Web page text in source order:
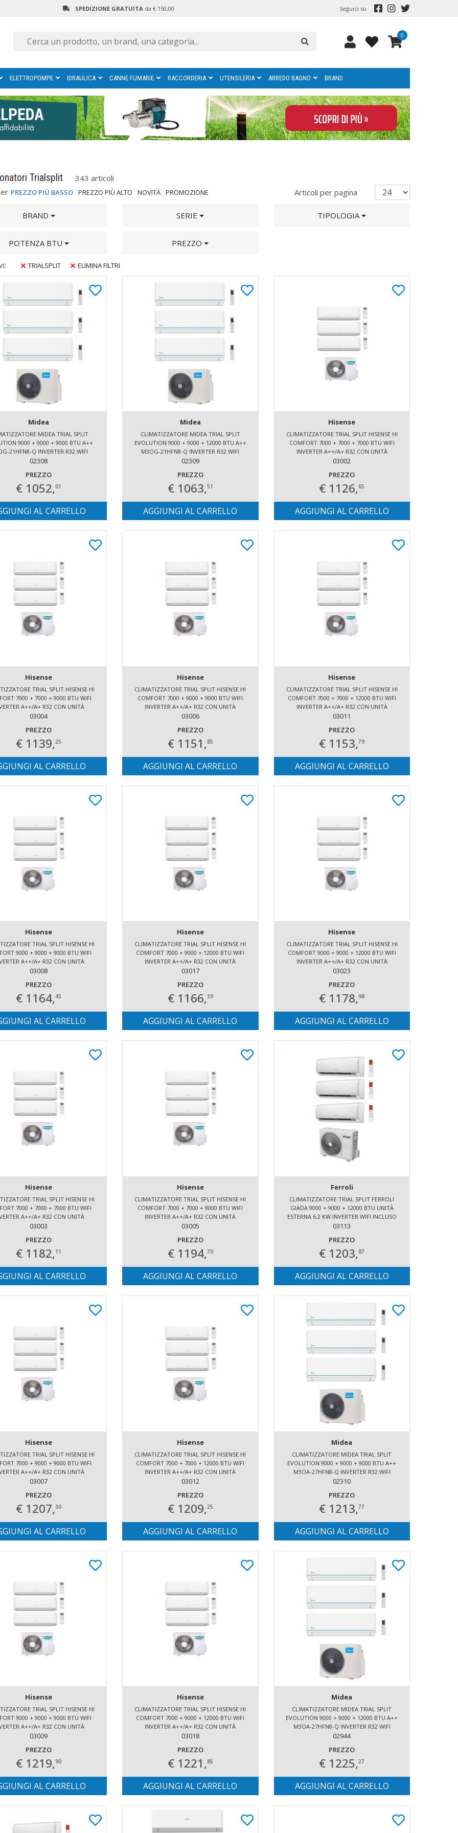
SPEDIZIONE GRATUITA da € 150,00 Seguici su
0
ELETTROPOMPE IDRAULICA CANNE FUMARIE RACCORDERIA UTENSILERIA ARREDO BAGNO BRAND
Trialsplit
343 articoli
PREZZO PIÙ BASSO PREZZO PIÙ ALTO NOVITÀ PROMOZIONE Articoli per pagina
BRAND SERIE TIPOLOGIA
POTENZA BTU PREZZO
TRIALSPLIT ELIMINA FILTRI
Midea
MIDEA TRIAL SPLIT
9000 + 9000 + 9000 BTU A++
21HFN8-Q INVERTER R32 WIFI
INCLUSO
02308
PREZZO
€ 1052,01
AL CARRELLO
Midea
CLIMATIZZATORE MIDEA TRIAL SPLIT
EVOLUTION 9000 + 9000 + 12000 BTU A++
M3OG-21HFN8-Q INVERTER R32 WIFI
INCLUSO
02309
PREZZO
€ 1063,51
AGGIUNGI AL CARRELLO
Hisense
CLIMATIZZATORE TRIAL SPLIT HISENSE HI
COMFORT 7000 + 7000 + 7000 BTU WIFI
INVERTER A++/A+ R32 CON UNITÀ
ESTERNA 5.2 KW
03002
PREZZO
€ 1126,65
AGGIUNGI AL CARRELLO
Hisense
TRIAL SPLIT HISENSE HI
7000 + 7000 + 9000 BTU WIFI
A++/A+ R32 CON UNITÀ
ESTERNA 5.2 KW
03004
PREZZO
€ 1139,25
AL CARRELLO
Hisense
CLIMATIZZATORE TRIAL SPLIT HISENSE HI
COMFORT 7000 + 9000 + 9000 BTU WIFI
INVERTER A++/A+ R32 CON UNITÀ
ESTERNA 5.2 KW
03006
PREZZO
€ 1151,85
AGGIUNGI AL CARRELLO
Hisense
CLIMATIZZATORE TRIAL SPLIT HISENSE HI
COMFORT 7000 + 7000 + 12000 BTU WIFI
INVERTER A++/A+ R32 CON UNITÀ
ESTERNA 5.2 KW
03011
PREZZO
€ 1153,79
AGGIUNGI AL CARRELLO
Hisense
TRIAL SPLIT HISENSE HI
9000 + 9000 + 9000 BTU WIFI
A++/A+ R32 CON UNITÀ
ESTERNA 5.2 KW
03008
PREZZO
€ 1164,45
AL CARRELLO
Hisense
CLIMATIZZATORE TRIAL SPLIT HISENSE HI
COMFORT 7000 + 9000 + 12000 BTU WIFI
INVERTER A++/A+ R32 CON UNITÀ
ESTERNA 5.2 KW
03017
PREZZO
€ 1166,39
AGGIUNGI AL CARRELLO
Hisense
CLIMATIZZATORE TRIAL SPLIT HISENSE HI
COMFORT 9000 + 9000 + 12000 BTU WIFI
INVERTER A++/A+ R32 CON UNITÀ
ESTERNA 5.2 KW
03023
PREZZO
€ 1178,98
AGGIUNGI AL CARRELLO
Hisense
TRIAL SPLIT HISENSE HI
7000 + 7000 + 7000 BTU WIFI
A++/A+ R32 CON UNITÀ
ESTERNA 6.2 KW
03003
PREZZO
€ 1182,11
AL CARRELLO
Hisense
CLIMATIZZATORE TRIAL SPLIT HISENSE HI
COMFORT 7000 + 7000 + 9000 BTU WIFI
INVERTER A++/A+ R32 CON UNITÀ
ESTERNA 6.2 KW
03005
PREZZO
€ 1194,70
AGGIUNGI AL CARRELLO
Ferroli
CLIMATIZZATORE TRIAL SPLIT FERROLI
GIADA 9000 + 9000 + 12000 BTU UNITÀ
ESTERNA 6.2 KW INVERTER WIFI INCLUSO
GAS R32 A++
03113
PREZZO
€ 1203,87
AGGIUNGI AL CARRELLO
Hisense
TRIAL SPLIT HISENSE HI
7000 + 9000 + 9000 BTU WIFI
A++/A+ R32 CON UNITÀ
ESTERNA 6.2 KW
03007
PREZZO
€ 1207,30
AL CARRELLO
Hisense
CLIMATIZZATORE TRIAL SPLIT HISENSE HI
COMFORT 7000 + 7000 + 12000 BTU WIFI
INVERTER A++/A+ R32 CON UNITÀ
ESTERNA 6.2 KW
03012
PREZZO
€ 1209,25
AGGIUNGI AL CARRELLO
Midea
CLIMATIZZATORE MIDEA TRIAL SPLIT
EVOLUTION 9000 + 9000 + 9000 BTU A++
M3OA-27HFN8-Q INVERTER R32 WIFI
INCLUSO
02310
PREZZO
€ 1213,77
AGGIUNGI AL CARRELLO
Hisense
TRIAL SPLIT HISENSE HI
9000 + 9000 + 9000 BTU WIFI
A++/A+ R32 CON UNITÀ
ESTERNA 6.2 KW
03009
PREZZO
€ 1219,90
AL CARRELLO
Hisense
CLIMATIZZATORE TRIAL SPLIT HISENSE HI
COMFORT 7000 + 9000 + 12000 BTU WIFI
INVERTER A++/A+ R32 CON UNITÀ
ESTERNA 6.2 KW
03018
PREZZO
€ 1221,85
AGGIUNGI AL CARRELLO
Midea
CLIMATIZZATORE MIDEA TRIAL SPLIT
EVOLUTION 9000 + 9000 + 12000 BTU A++
M3OA-27HFN8-Q INVERTER R32 WIFI
INCLUSO
02944
PREZZO
€ 1225,27
AGGIUNGI AL CARRELLO